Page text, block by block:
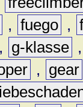
, fuego ,
, g-klasse
,
gear